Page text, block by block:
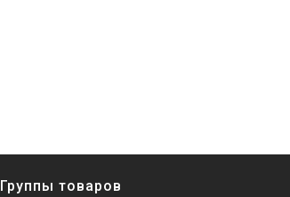
Группы товаров